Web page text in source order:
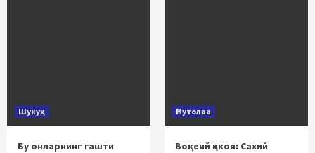
Шукуҳ
Бу онларнинг гашти
Мутолаа
Воқеий ҳикоя: Сахий